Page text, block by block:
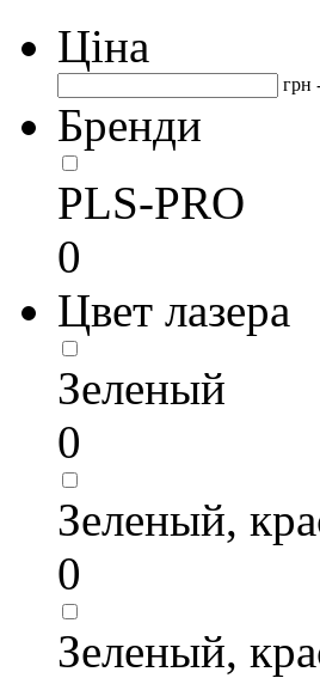
Ціна
грн
Бренди
PLS-PRO
0
Цвет лазера
Зеленый
0
Зеленый,
0
Зеленый,